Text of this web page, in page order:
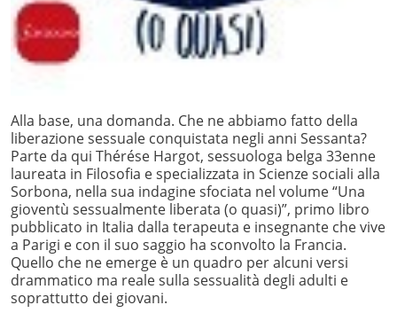
Alla base, una domanda. Che ne abbiamo fatto della
liberazione sessuale conquistata negli anni Sessanta?
Parte da qui Thérése Hargot, sessuologa belga 33enne
laureata in Filosofia e specializzata in Scienze sociali alla
Sorbona, nella sua indagine sfociata nel volume “Una
gioventù sessualmente liberata (o quasi)”, primo libro
pubblicato in Italia dalla terapeuta e insegnante che vive
a Parigi e con il suo saggio ha sconvolto la Francia.
Quello che ne emerge è un quadro per alcuni versi
drammatico ma reale sulla sessualità degli adulti e
soprattutto dei giovani.